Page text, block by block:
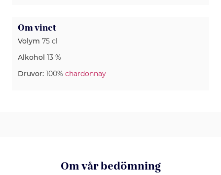
Om vinet
Volym 75 cl
Alkohol 13 %
Druvor: 100% chardonnay
Om vår bedömning